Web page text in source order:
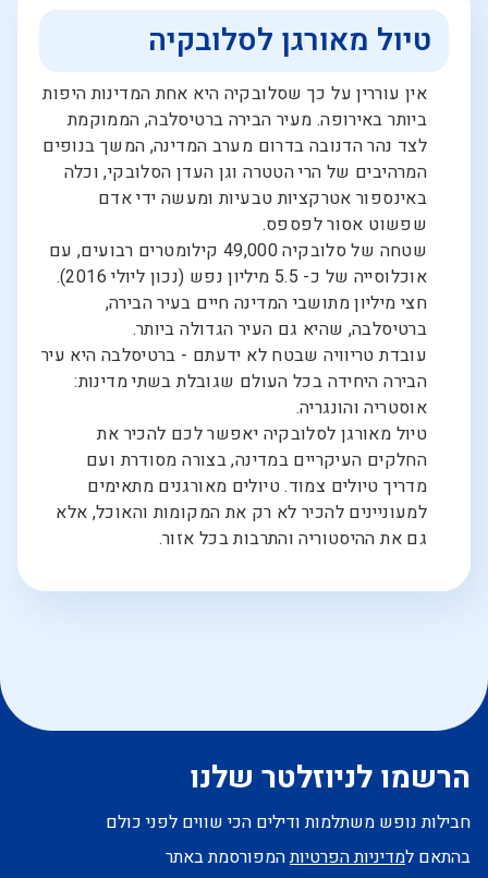
טיול מאורגן לסלובקיה
אין עוררין על כך שסלובקיה היא אחת המדינות היפות
ביותר באירופה. מעיר הבירה ברטיסלבה, הממוקמת
לצד נהר הדנובה בדרום מערב המדינה, המשך בנופים
המרהיבים של הרי הטטרה וגן העדן הסלובקי, וכלה
באינספור אטרקציות טבעיות ומעשה ידי אדם
שפשוט אסור לפספס.
שטחה של סלובקיה 49,000 קילומטרים רבועים, עם
אוכלוסייה של כ- 5.5 מיליון נפש (נכון ליולי 2016).
חצי מיליון מתושבי המדינה חיים בעיר הבירה,
ברטיסלבה, שהיא גם העיר הגדולה ביותר.
עובדת טריוויה שבטח לא ידעתם - ברטיסלבה היא עיר
הבירה היחידה בכל העולם שגובלת בשתי מדינות:
אוסטריה והונגריה.
טיול מאורגן לסלובקיה יאפשר לכם להכיר את
החלקים העיקריים במדינה, בצורה מסודרת ועם
מדריך טיולים צמוד. טיולים מאורגנים מתאימים
למעוניינים להכיר לא רק את המקומות והאוכל, אלא
גם את ההיסטוריה והתרבות בכל אזור.
הרשמו לניוזלטר שלנו
חבילות נופש משתלמות ודילים הכי שווים לפני כולם
בהתאם למדיניות הפרטיותהמפורסמת באתר